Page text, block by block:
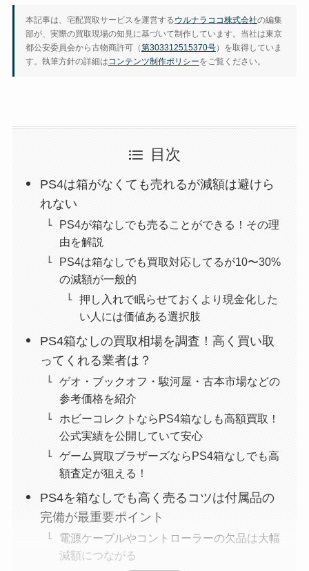
本記事は、宅配買取サービスを運営するウルナラココ株式会社の編集
部が、実際の買取現場の知見に基づいて制作しています。当社は東京
都公安委員会から古物商許可（第303312515370号）を取得していま
す。執筆方針の詳細はコンテンツ制作ポリシーをご覧ください。
目次
PS4は箱がなくても売れるが減額は避けら
れない
PS4が箱なしでも売ることができる！その理
由を解説
PS4は箱なしでも買取対応してるが10〜30%
の減額が一般的
押し入れで眠らせておくより現金化した
い人には価値ある選択肢
PS4箱なしの買取相場を調査！高く買い取
ってくれる業者は？
ゲオ・ブックオフ・駿河屋・古本市場などの
参考価格を紹介
ホビーコレクトならPS4箱なしも高額買取！
公式実績を公開していて安心
ゲーム買取ブラザーズならPS4箱なしでも高
額査定が狙える！
PS4を箱なしでも高く売るコツは付属品の
完備が最重要ポイント
電源ケーブルやコントローラーの欠品は大幅
減額につながる